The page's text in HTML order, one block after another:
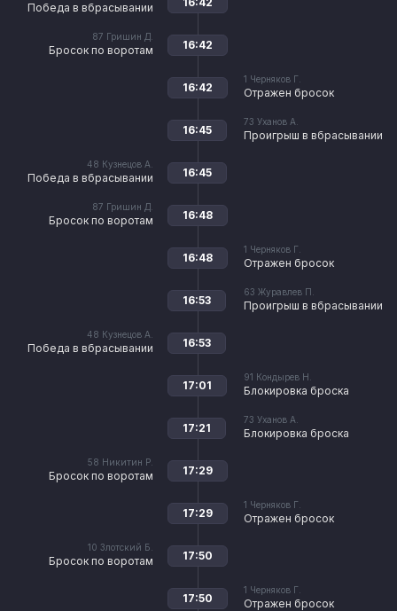
Победа в вбрасывании
87 Гришин Д.
Бросок по воротам 16:42
1 Черняков Г.
Отражен бросок
16:42
73 Уханов А.
Проигрыш в вбрасывании
16:45
48 Кузнецов А.
Победа в вбрасывании 16:45
87 Гришин Д.
Бросок по воротам 16:48
1 Черняков Г.
Отражен бросок
16:48
63 Журавлев П.
Проигрыш в вбрасывании
16:53
48 Кузнецов А.
Победа в вбрасывании 16:53
91 Кондырев Н.
Блокировка броска
17:01
73 Уханов А.
Блокировка броска
17:21
58 Никитин Р.
Бросок по воротам 17:29
1 Черняков Г.
Отражен бросок
17:29
10 Злотский Б.
Бросок по воротам 17:50
1 Черняков Г.
Отражен бросок
17:50